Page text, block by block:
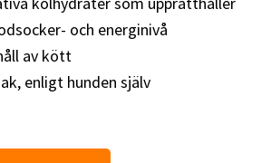
och energinivå
av kött
enligt hunden själv